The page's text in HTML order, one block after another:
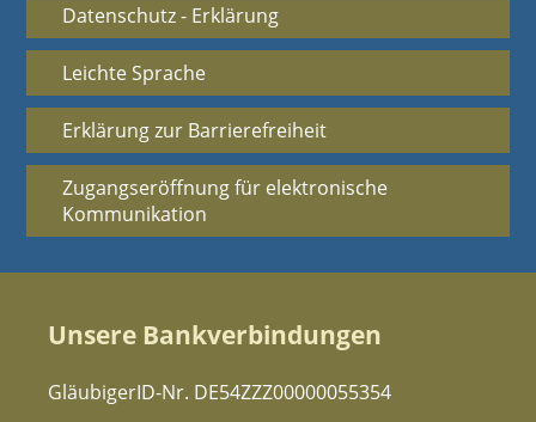
Datenschutz - Erklärung
Leichte Sprache
Erklärung zur Barrierefreiheit
Zugangseröffnung für elektronische
Kommunikation
Unsere Bankverbindungen
GläubigerID-Nr. DE54ZZZ00000055354